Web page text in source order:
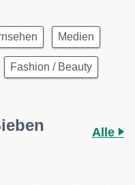
Medien
Fashion / Beauty
Alle